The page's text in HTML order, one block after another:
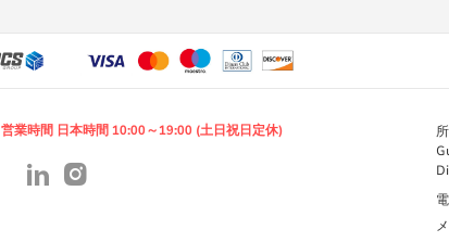
営業時間 日本時間 10:00～19:00 (土日祝日定休)